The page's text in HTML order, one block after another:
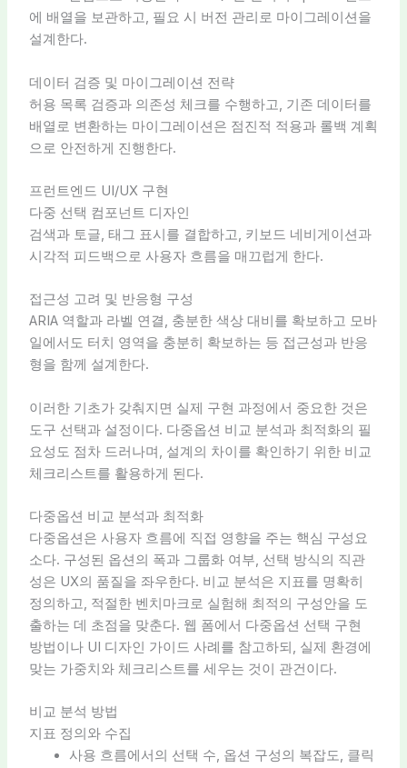
에 배열을 보관하고, 필요 시 버전 관리로 마이그레이션을
설계한다.
데이터 검증 및 마이그레이션 전략
허용 목록 검증과 의존성 체크를 수행하고, 기존 데이터를
배열로 변환하는 마이그레이션은 점진적 적용과 롤백 계획
으로 안전하게 진행한다.
프런트엔드 UI/UX 구현
다중 선택 컴포넌트 디자인
검색과 토글, 태그 표시를 결합하고, 키보드 네비게이션과
시각적 피드백으로 사용자 흐름을 매끄럽게 한다.
접근성 고려 및 반응형 구성
ARIA 역할과 라벨 연결, 충분한 색상 대비를 확보하고 모바
일에서도 터치 영역을 충분히 확보하는 등 접근성과 반응
형을 함께 설계한다.
이러한 기초가 갖춰지면 실제 구현 과정에서 중요한 것은
도구 선택과 설정이다. 다중옵션 비교 분석과 최적화의 필
요성도 점차 드러나며, 설계의 차이를 확인하기 위한 비교
체크리스트를 활용하게 된다.
다중옵션 비교 분석과 최적화
다중옵션은 사용자 흐름에 직접 영향을 주는 핵심 구성요
소다. 구성된 옵션의 폭과 그룹화 여부, 선택 방식의 직관
성은 UX의 품질을 좌우한다. 비교 분석은 지표를 명확히
정의하고, 적절한 벤치마크로 실험해 최적의 구성안을 도
출하는 데 초점을 맞춘다. 웹 폼에서 다중옵션 선택 구현
방법이나 UI 디자인 가이드 사례를 참고하되, 실제 환경에
맞는 가중치와 체크리스트를 세우는 것이 관건이다.
비교 분석 방법
지표 정의와 수집
사용 흐름에서의 선택 수, 옵션 구성의 복잡도, 클릭